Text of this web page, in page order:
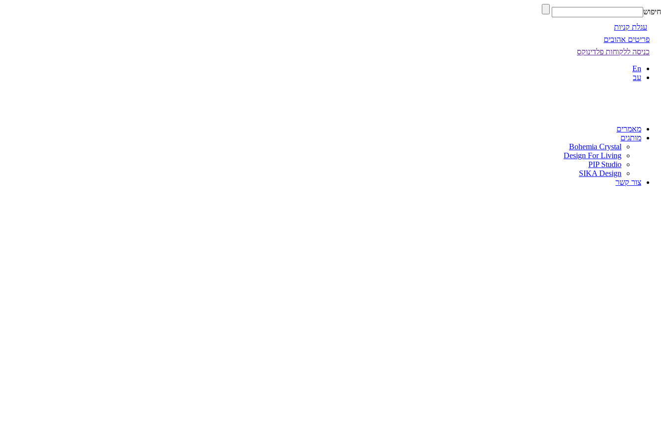
חיפוש
עגלת קניות
פריטים אהובים
כניסה ללקוחות פלדינוקס
En
עב
מאמרים
מותגים
Bohemia Crystal
Design For Living
PIP Studio
SIKA Design
צור קשר